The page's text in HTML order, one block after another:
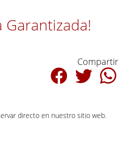
Garantizada!
Compartir
directo en nuestro sitio web.